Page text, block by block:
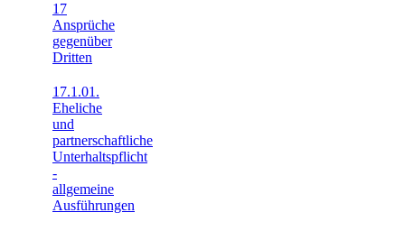
17
Ansprüche
gegenüber
Dritten
17.1.01.
Eheliche
und
partnerschaftliche
Unterhaltspflicht
-
allgemeine
Ausführungen